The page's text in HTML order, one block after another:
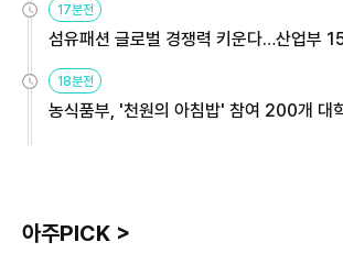
17분전
섬유패션 글로벌 경쟁력 키운다…산업부
18분전
농식품부, '천원의 아침밥' 참여 200개 대
아주PICK >